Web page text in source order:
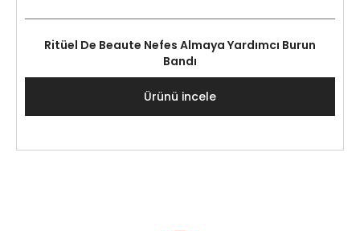
Ritüel De Beaute Nefes Almaya Yardımcı Burun
Bandı
Ürünü incele